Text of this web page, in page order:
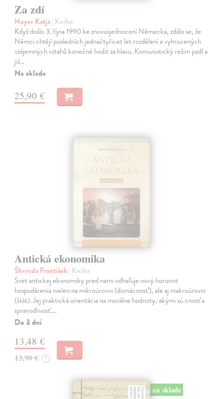
Za zdí
Hoyer Katja| Kniha
Když došlo 3. října 1990 ke znovusjednocení Německa, zdálo se, že
Němci chtějí posledních jednačtyřicet let rozdělení a vyhrocených
vzájemných vztahů konečně hodit za hlavu. Komunistický režim padl a
již…
Na sklade
25,90 €
Antická ekonomika
Škvrnda František| Kniha
Svet antickej ekonomiky pred nami odhaľuje nový horizont
hospodárenia nielen na mikroúrovni (domácnosť), ale aj makroúrovni
(štát). Jej praktická orientácia na morálne hodnoty, akými sú cnosť a
spravodlivosť,…
Do 3 dní
13,48 €
13,90 € ?
na sklade